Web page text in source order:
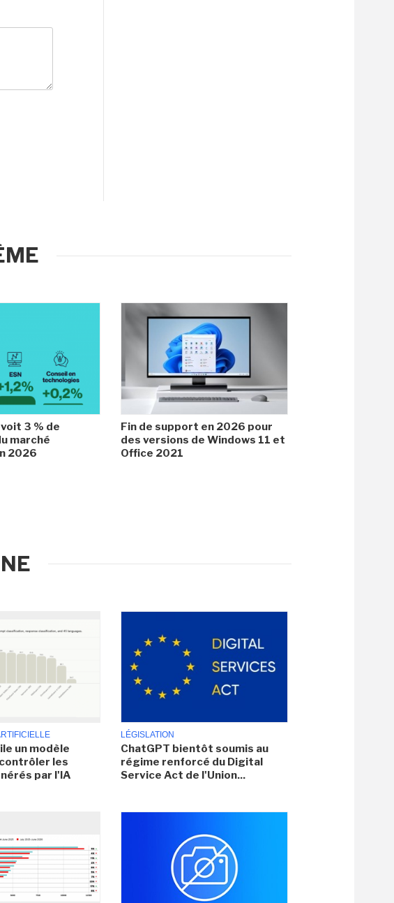
3 % de
marché
2026
Fin de support en 2026 pour
des versions de Windows 11 et
Office 2021
un modèle
les
par l'IA
LÉGISLATION
ChatGPT bientôt soumis au
régime renforcé du Digital
Service Act de l'Union...